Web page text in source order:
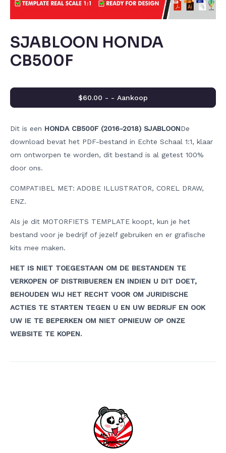
SJABLOON HONDA
CB500F
Dit is een HONDA CB500F (2016-2018) SJABLOONDe
download bevat het PDF-bestand in Echte Schaal 1:1, klaar
om ontworpen te worden, dit bestand is al getest 100%
door ons.
COMPATIBEL MET: ADOBE ILLUSTRATOR, COREL DRAW,
ENZ.
Als je dit MOTORFIETS TEMPLATE koopt, kun je het
bestand voor je bedrijf of jezelf gebruiken en er grafische
kits mee maken.
HET IS NIET TOEGESTAAN OM DE BESTANDEN TE
VERKOPEN OF DISTRIBUEREN EN INDIEN U DIT DOET,
BEHOUDEN WIJ HET RECHT VOOR OM JURIDISCHE
ACTIES TE STARTEN TEGEN U EN UW BEDRIJF EN OOK
UW IE TE BEPERKEN OM NIET OPNIEUW OP ONZE
WEBSITE TE KOPEN.
$60.00 - - Aankoop